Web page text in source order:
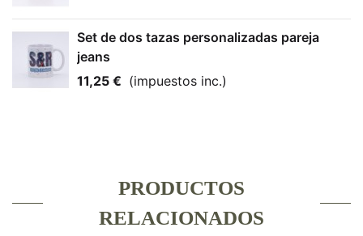
Set de dos tazas personalizadas pareja
jeans
11,25 € (impuestos inc.)
PRODUCTOS
RELACIONADOS